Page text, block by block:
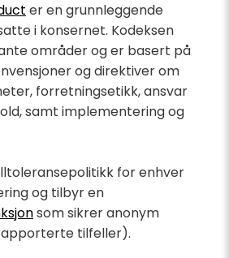
er en grunnleggende
i konsernet. Kodeksen
områder og er basert på
og direktiver om
forretningsetikk, ansvar
samt implementering og
for enhver
og tilbyr en
som sikrer anonym
tilfeller).